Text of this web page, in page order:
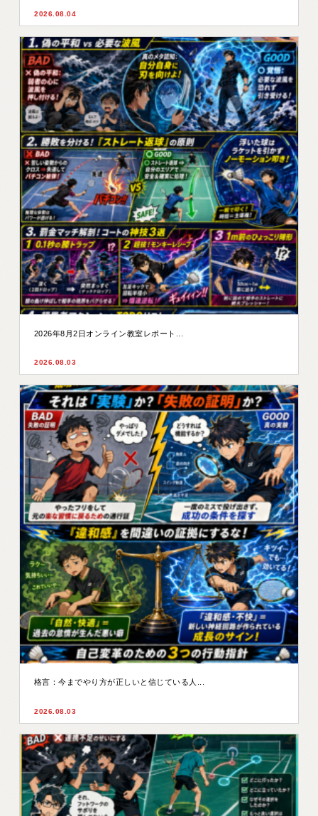
2026.08.04
2026年8月2日オンライン教室レポート...
2026.08.03
格言：今までやり方が正しいと信じている人...
2026.08.03